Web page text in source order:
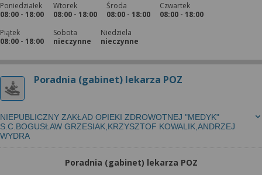
Poniedziałek
08:00 - 18:00
Wtorek
08:00 - 18:00
Środa
08:00 - 18:00
Czwartek
08:00 - 18:00
Piątek
08:00 - 18:00
Sobota
nieczynne
Niedziela
nieczynne
Poradnia (gabinet) lekarza POZ
NIEPUBLICZNY ZAKŁAD OPIEKI ZDROWOTNEJ "MEDYK"
S.C.BOGUSŁAW GRZESIAK,KRZYSZTOF KOWALIK,ANDRZEJ
WYDRA
Poradnia (gabinet) lekarza POZ